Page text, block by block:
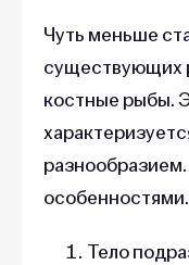
Чуть меньше
существующих
костные рыбы.
особенностями.
Тело